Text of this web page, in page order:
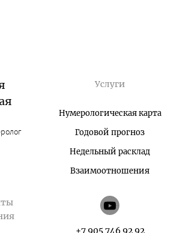
Услуги
Нумерологическая карта
Годовой прогноз
Недельный расклад
Взаимоотношения
+7 905 746 92 92